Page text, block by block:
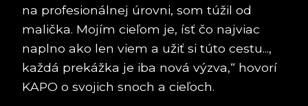
na profesionálnej úrovni, som túžil od
malička. Mojím cieľom je, ísť čo najviac
naplno ako len viem a užiť si túto cestu...,
každá prekážka je iba nová výzva,“ hovorí
KAPO o svojich snoch a cieľoch.